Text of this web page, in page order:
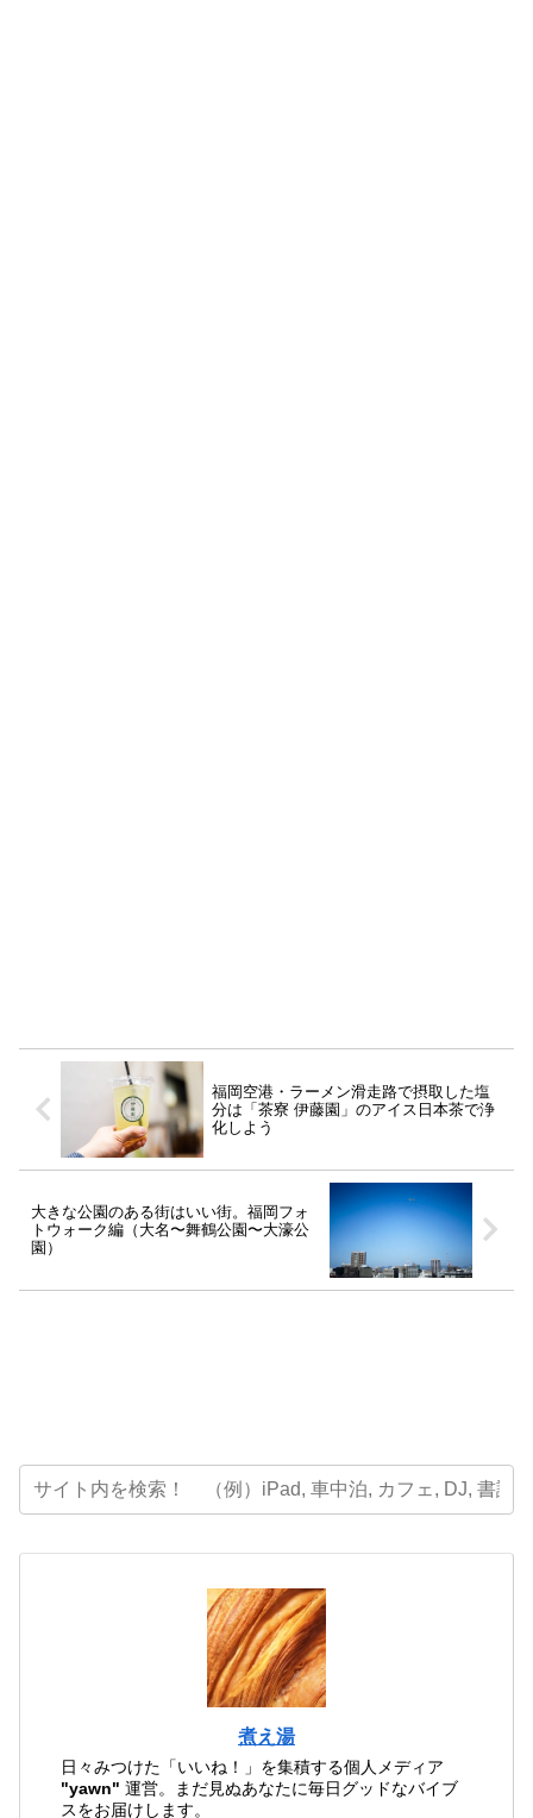
福岡空港・ラーメン滑走路で摂取した塩
分は「茶寮 伊藤園」のアイス日本茶で浄
化しよう
大きな公園のある街はいい街。福岡フォ
トウォーク編（大名〜舞鶴公園〜大濠公
園）
煮え湯
日々みつけた「いいね！」を集積する個人メディア
"yawn" 運営。まだ見ぬあなたに毎日グッドなバイブ
スをお届けします。